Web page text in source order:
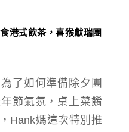
了如何準備除夕團
節氣氛，桌上菜餚
Hank媽這次特別推